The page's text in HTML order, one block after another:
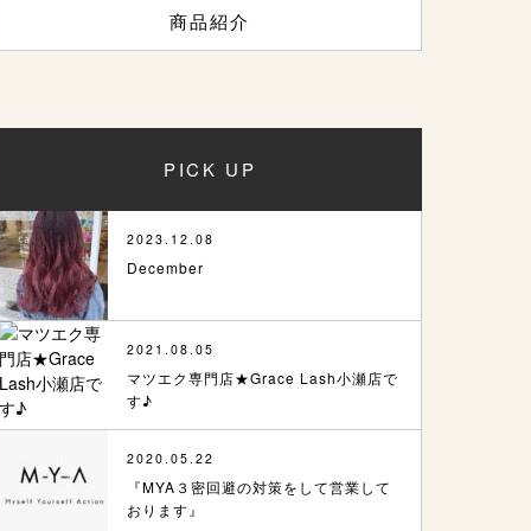
商品紹介
PICK UP
2023.12.08
December
2021.08.05
マツエク専門店★Grace Lash小瀬店で
す♪
2020.05.22
『MYA３密回避の対策をして営業して
おります』